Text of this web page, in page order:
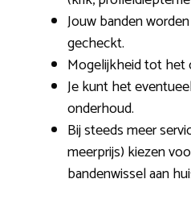
Jouw banden
gecheckt.
Mogelijkheid tot het
Je kunt het
onderhoud.
Bij steeds meer
meerprijs) kiezen
bandenwissel aan